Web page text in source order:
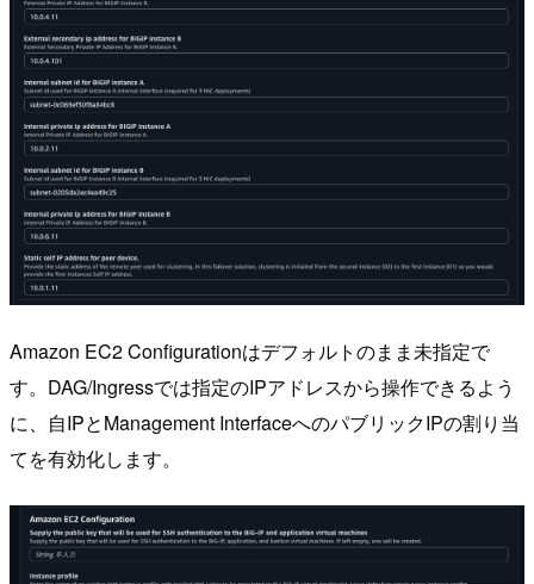
Amazon EC2 Configurationはデフォルトのまま未指定で
す。DAG/Ingressでは指定のIPアドレスから操作できるよう
に、自IPとManagement InterfaceへのパブリックIPの割り当
てを有効化します。